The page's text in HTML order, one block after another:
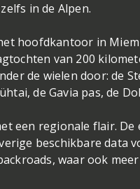
in de Alpen.
hoofdkantoor in
van 200
de wielen door: de
de Gavia pas, de
een regionale flair.
beschikbare data
waar ook